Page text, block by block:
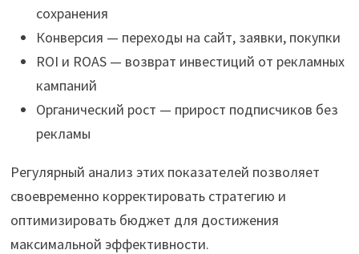
сохранения
Конверсия — переходы на сайт, заявки, покупки
ROI и ROAS — возврат инвестиций от рекламных
кампаний
Органический рост — прирост подписчиков без
рекламы
Регулярный анализ этих показателей позволяет
своевременно корректировать стратегию и
оптимизировать бюджет для достижения
максимальной эффективности.